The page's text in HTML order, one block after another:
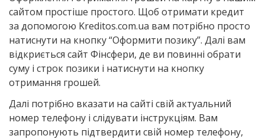
сайтом простіше простого. Щоб отримати кредит
за допомогою Kreditos.com.ua вам потрібно просто
натиснути на кнопку “Оформити позику”. Далі вам
відкриється сайт Фінсфери, де ви повинні обрати
суму і строк позики і натиснути на кнопку
отримання грошей.
Далі потрібно вказати на сайті свій актуальний
номер телефону і слідувати інструкціям. Вам
запропонують підтвердити свій номер телефону,